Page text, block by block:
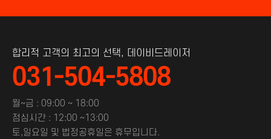
합리적 고객의 최고의 선택, 데이비드레이저
031-504-5808
월~금 : 09:00 ~ 18:00
점심시간 : 12:00 ~13:00
토,일요일 및 법정공휴일은 휴무입니다.